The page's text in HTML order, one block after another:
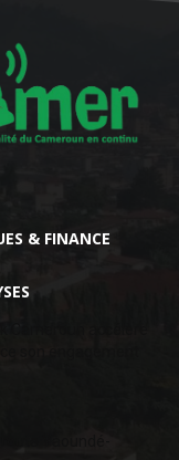
& FINANCE